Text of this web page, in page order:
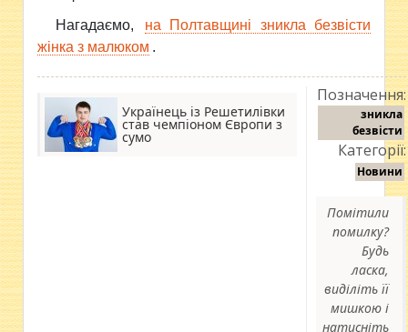
Нагадаємо,
на Полтавщині зникла безвісти
жінка з малюком .
Українець із Решетилівки
став чемпіоном Європи з
сумо
Позначення:
зникла
безвісти
Категорії:
Новини
Помітили
помилку?
Будь
ласка,
виділіть її
мишкою і
натисніть